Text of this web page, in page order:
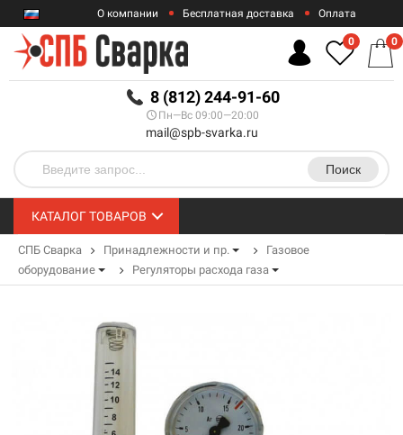
RUB
О компании Бесплатная доставка Оплата
Гарантии
8 (812) 244-91-60
Пн—Вс 09:00—20:00
mail@spb-svarka.ru
Поиск
0 0
КАТАЛОГ ТОВАРОВ
СПБ Сварка Принадлежности и пр.
Газовое
оборудование
Регуляторы расхода газа